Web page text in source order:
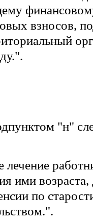
взносов,
"н"
лечение
ими
по